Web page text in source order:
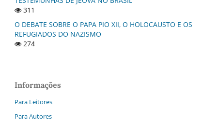
311
O DEBATE SOBRE O PAPA PIO XII, O HOLOCAUSTO E OS
REFUGIADOS DO NAZISMO
274
Informações
Para Leitores
Para Autores